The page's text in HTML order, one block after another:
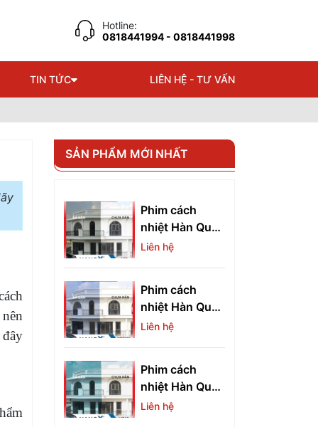
Hotline:
0818441994 - 0818441998
TIN TỨC LIÊN HỆ - TƯ VẤN
SẢN PHẨM MỚI NHẤT
Phim cách
nhiệt Hàn Quốc
A20
Liên hệ
Phim cách
nhiệt Hàn Quốc
NRSI15
Liên hệ
Phim cách
nhiệt Hàn Quốc
VG 15
Liên hệ